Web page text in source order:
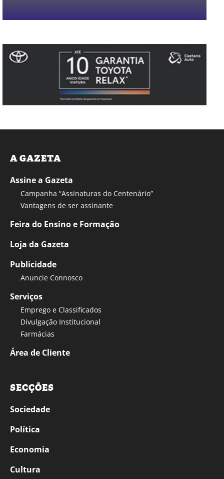
A GAZETA
Assine a Gazeta
Campanha “Assinaturas do Centenário”
Vantagens de ser assinante
Feira do Ensino e Formação
Loja da Gazeta
Publicidade
Anuncie Connosco
Serviços
Emprego e Classificados
Divulgação Institucional
Farmácias
Área de Cliente
SECÇÕES
Sociedade
Política
Economia
Cultura